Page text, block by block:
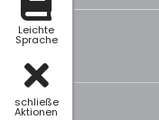
Leichte
Sprache
schließe
Aktionen